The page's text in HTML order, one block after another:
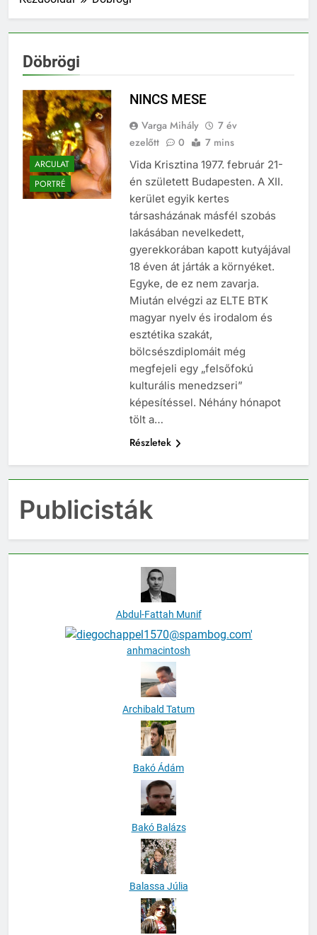
Döbrögi
ARCULAT
PORTRÉ
NINCS MESE
Varga Mihály
7 év
ezelőtt
0 7 mins
Vida Krisztina 1977. február 21-
én született Budapesten. A XII.
kerület egyik kertes
társasházának másfél szobás
lakásában nevelkedett,
gyerekkorában kapott kutyájával
18 éven át járták a környéket.
Egyke, de ez nem zavarja.
Miután elvégzi az ELTE BTK
magyar nyelv és irodalom és
esztétika szakát,
bölcsészdiplomáit még
megfejeli egy „felsőfokú
kulturális menedzseri”
képesítéssel. Néhány hónapot
tölt a…
Részletek
Publicisták
Abdul-Fattah Munif
anhmacintosh
Archibald Tatum
Bakó Ádám
Bakó Balázs
Balassa Júlia